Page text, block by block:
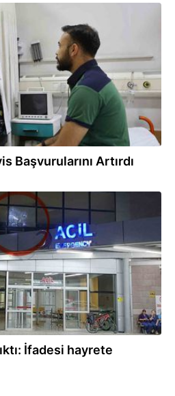
Başvurularını Artırdı
İfadesi hayrete